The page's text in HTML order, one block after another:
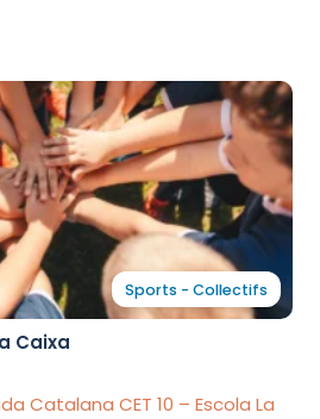
Sports - Collectifs
Caixa
Catalana CET 10 – Escola La